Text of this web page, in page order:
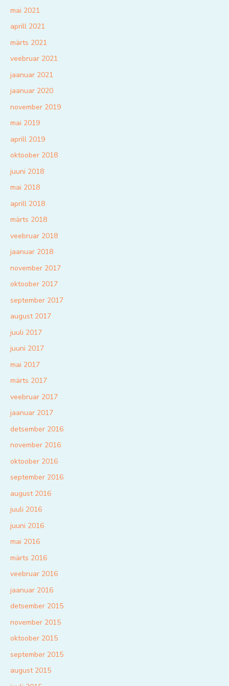
mai 2021
aprill 2021
märts 2021
veebruar 2021
jaanuar 2021
jaanuar 2020
november 2019
mai 2019
aprill 2019
oktoober 2018
juuni 2018
mai 2018
aprill 2018
märts 2018
veebruar 2018
jaanuar 2018
november 2017
oktoober 2017
september 2017
august 2017
juuli 2017
juuni 2017
mai 2017
märts 2017
veebruar 2017
jaanuar 2017
detsember 2016
november 2016
oktoober 2016
september 2016
august 2016
juuli 2016
juuni 2016
mai 2016
märts 2016
veebruar 2016
jaanuar 2016
detsember 2015
november 2015
oktoober 2015
september 2015
august 2015